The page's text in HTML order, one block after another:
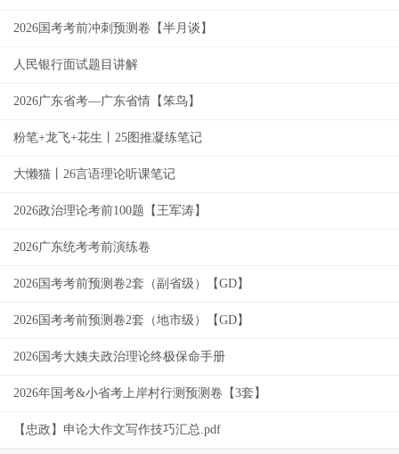
2026国考考前冲刺预测卷【半月谈】
人民银行面试题目讲解
2026广东省考—广东省情【笨鸟】
粉笔+龙飞+花生丨25图推凝练笔记
大懒猫丨26言语理论听课笔记
2026政治理论考前100题【王军涛】
2026广东统考考前演练卷
2026国考考前预测卷2套（副省级）【GD】
2026国考考前预测卷2套（地市级）【GD】
2026国考大姨夫政治理论终极保命手册
2026年国考&小省考上岸村行测预测卷【3套】
【忠政】申论大作文写作技巧汇总.pdf